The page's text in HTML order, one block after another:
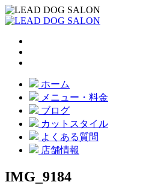
ホーム
メニュー・料金
ブログ
カットスタイル
よくある質問
店舗情報
IMG_9184